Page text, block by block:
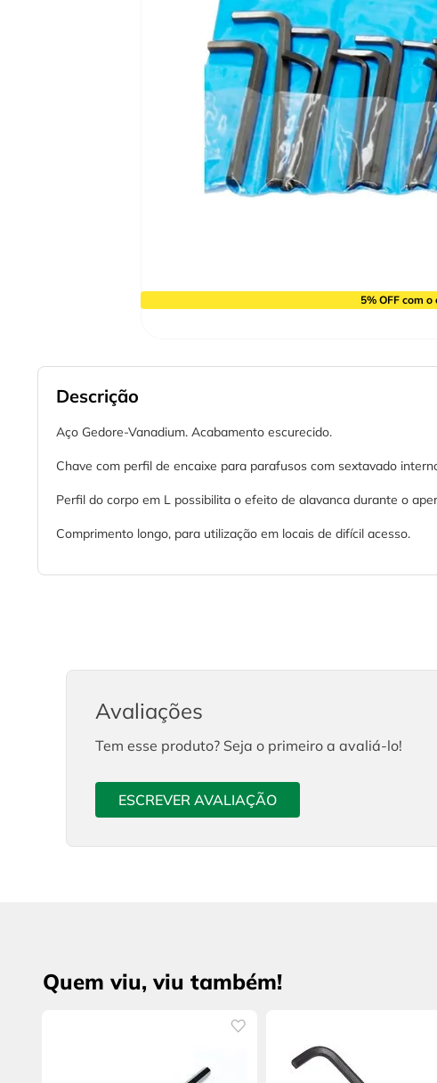
5% OFF com o
Descrição
Aço Gedore-Vanadium. Acabamento escurecido.
Chave com perfil de encaixe para parafusos com sextavado
Perfil do corpo em L possibilita o efeito de alavanca durante o
Comprimento longo, para utilização em locais de difícil acesso.
Avaliações
Tem esse produto? Seja o primeiro a avaliá-lo!
ESCREVER AVALIAÇÃO
Quem viu, viu também!